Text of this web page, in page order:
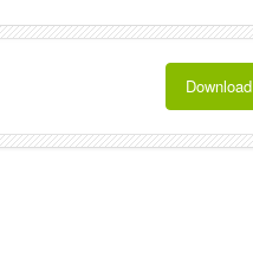
Download